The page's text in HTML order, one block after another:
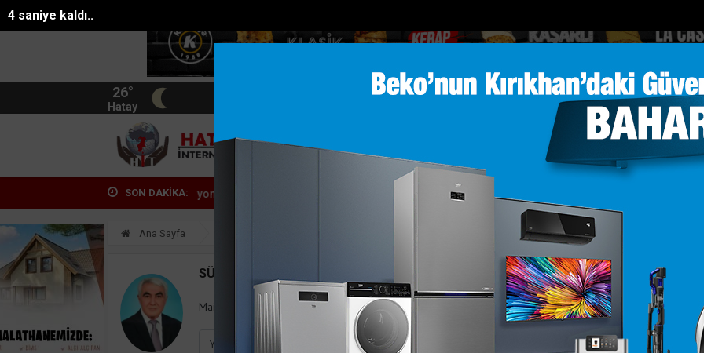
3 saniye kaldı..
26°
Hatay
DOLAR 46.2686 EURO 53.5186
HATAY KADIN-YAŞAM SPOR SAĞLIK
SON DAKİKA:
fuhuşa aracılık operasyonunda 7 tut... Eski belediye başkanının yeğeni motosiklet ka...
Ana Sayfa
SÜLEYMAN GÖKSU
Mail: suleymangoksu@gmail.com